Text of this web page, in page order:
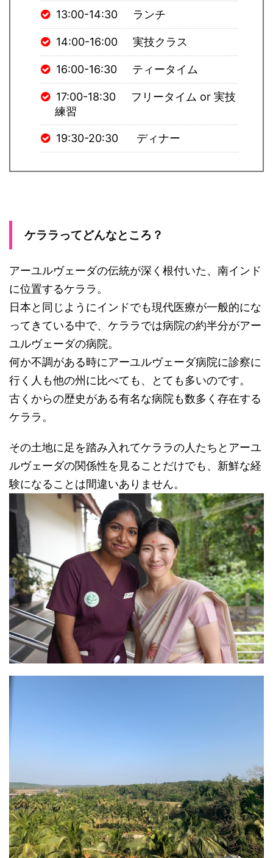
13:00-14:30 ランチ
14:00-16:00 実技クラス
16:00-16:30 ティータイム
17:00-18:30 フリータイム or 実技
練習
19:30-20:30 ディナー
ケララってどんなところ？
アーユルヴェーダの伝統が深く根付いた、南インド
に位置するケララ。
日本と同じようにインドでも現代医療が一般的にな
ってきている中で、ケララでは病院の約半分がアー
ユルヴェーダの病院。
何か不調がある時にアーユルヴェーダ病院に診察に
行く人も他の州に比べても、とても多いのです。
古くからの歴史がある有名な病院も数多く存在する
ケララ。
その土地に足を踏み入れてケララの人たちとアーユ
ルヴェーダの関係性を見ることだけでも、新鮮な経
験になることは間違いありません。